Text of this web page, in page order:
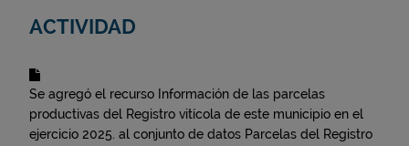
ACTIVIDAD
Se agregó el recurso Información de las parcelas
productivas del Registro vitícola de este municipio en el
ejercicio 2025. al conjunto de datos Parcelas del Registro